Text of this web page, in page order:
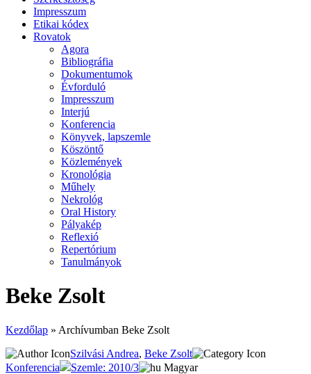
Impresszum
Etikai kódex
Rovatok
Agora
Bibliográfia
Dokumentumok
Évforduló
Impresszum
Interjú
Konferencia
Könyvek, lapszemle
Köszöntő
Közlemények
Kronológia
Műhely
Nekrológ
Oral History
Pályakép
Reflexió
Repertórium
Tanulmányok
Beke Zsolt
Kezdőlap » Archívumban Beke Zsolt
Szilvási Andrea, Beke Zsolt
Konferencia
Szemle: 2010/3 Magyar